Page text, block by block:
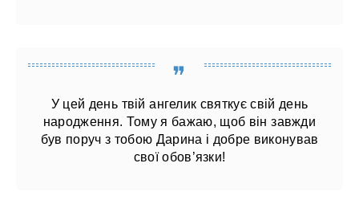
У цей день твій ангелик святкує свій день
народження. Тому я бажаю, щоб він завжди
був поруч з тобою Дарина і добре виконував
свої обов’язки!